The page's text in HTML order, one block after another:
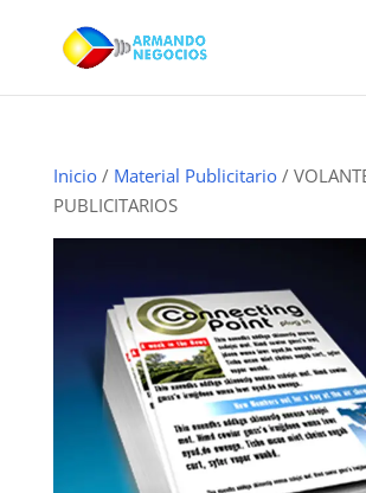
Inicio/ Material Publicitario/
PUBLICITARIOS